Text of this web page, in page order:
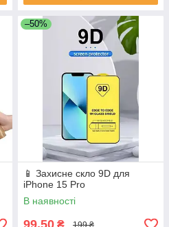
–50%
📱 Захисне скло 9D для
iPhone 15 Pro
В наявності
99,50 ₴ 199 ₴